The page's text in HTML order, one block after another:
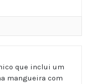
que inclui um
mangueira com